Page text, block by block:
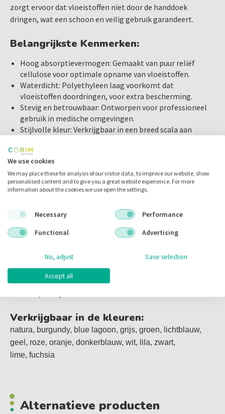
zorgt ervoor dat vloeistoffen niet door de handdoek
dringen, wat een schoon en veilig gebruik garandeert.
Belangrijkste Kenmerken:
Hoog absorptievermogen: Gemaakt van puur reliëf
cellulose voor optimale opname van vloeistoffen.
Waterdicht: Polyethyleen laag voorkomt dat
vloeistoffen doordringen, voor extra bescherming.
Stevig en betrouwbaar: Ontworpen voor professioneel
gebruik in medische omgevingen.
Stijlvolle kleur: Verkrijgbaar in een breed scala aan
uitstraling.
Afmetingen:
33x45 cm
Verpakking:
donkerblauw
500 stuks per verpakking
betrouwbare Monoart Premium Handdoekjes. Ideaal voor
een hygiënische en professionele uitstraling. Beschikbaar
in diverse kleuren, zodat u altijd de juiste keuze kunt maken
Verkrijgbaar in de kleuren:
natura, burgundy, blue lagoon, grijs, groen, lichtblauw,
geel, roze, oranje, donkerblauw, wit, lila, zwart,
lime, fuchsia
Alternatieve producten
We use cookies
We may place these for analysis of our visitor data, to improve our website, show
personalised content and to give you a great website experience. For more
information about the cookies we use open the settings.
Necessary
Performance
Functional
Advertising
No, adjust Save selection
Accept all